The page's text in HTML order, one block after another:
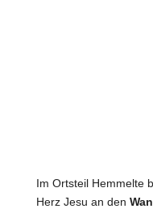
Im Ortsteil Hemmelte
Herz Jesu an den